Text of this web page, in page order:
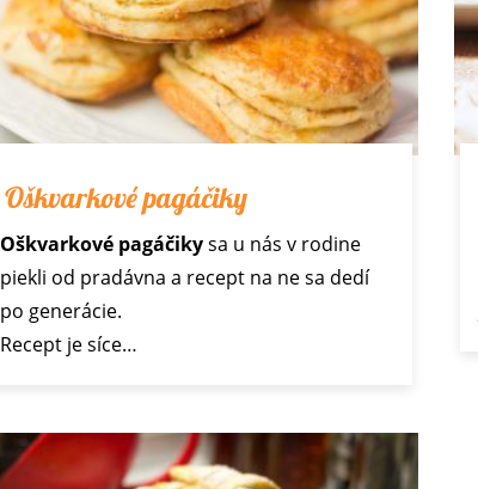
Oškvarkové pagáčiky
Oškvarkové pagáčikysa u nás v rodine
piekli od pradávna a recept na ne sa dedí
po generácie.
Recept je síce…